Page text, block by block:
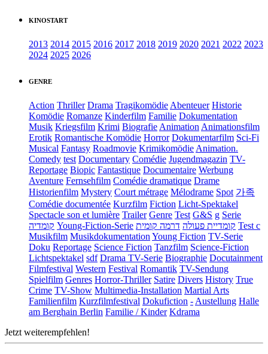
KINOSTART
2013 2014 2015 2016 2017 2018 2019 2020 2021 2022 2023
2024 2025 2026
GENRE
Action Thriller Drama Tragikomödie Abenteuer Historie
Komödie Romanze Kinderfilm Familie Dokumentation
Musik Kriegsfilm Krimi Biografie Animation Animationsfilm
Erotik Romantische Komödie Horror Dokumentarfilm Sci-Fi
Musical Fantasy Roadmovie Krimikomödie Animation.
Comedy test Documentary Comédie Jugendmagazin TV-
Reportage Biopic Fantastique Documentaire Werbung
Aventure Fernsehfilm Comédie dramatique Drame
Historienfilm Mystery Court métrage Mélodrame Spot 가족
Comédie documentée Kurzfilm Fiction Licht-Spektakel
Spectacle son et lumière Trailer Genre Test G&S g Serie
קומדיה Young-Fiction-Serie קומדיית פעולה דרמה קומית
Test c
Musikfilm Musikdokumentation Young Fiction TV-Serie
Doku Reportage Science Fiction Tanzfilm Science-Fiction
Lichtspektakel sdf Drama TV-Serie Biographie Docutainment
Filmfestival Western Festival Romantik TV-Sendung
Spielfilm Genres Horror-Thriller Satire Divers History True
Crime TV-Show Multimedia-Installation Martial Arts
Familienfilm Kurzfilmfestival Dokufiction - Austellung Halle
am Berghain Berlin Familie / Kinder Kdrama
Jetzt weiterempfehlen!